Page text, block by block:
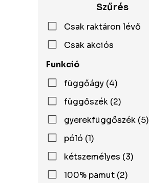
Szűrés
Csak raktáron lévő
Csak akciós
Funkció
függőágy (4)
függőszék (2)
gyerekfüggőszék (5)
póló (1)
kétszemélyes (3)
100% pamut (2)